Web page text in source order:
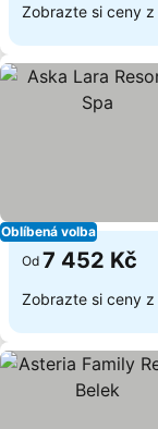
Zobrazte si ceny z
Oblíbená volba
Od 7 452 Kč
Zobrazte si ceny z